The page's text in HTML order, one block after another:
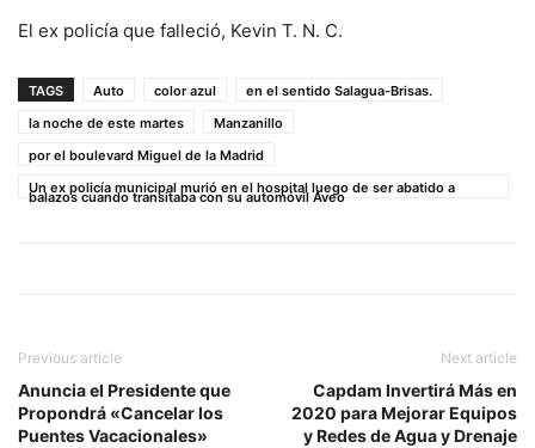
El ex policía que falleció, Kevin T. N. C.
TAGS Auto color azul
en el sentido Salagua-Brisas.
la noche de este martes
Manzanillo
por el boulevard Miguel de la Madrid
Un ex policía municipal murió en el hospital luego de ser abatido a
balazos cuando transitaba con su automóvil Aveo
Previous article
Anuncia el Presidente que
Propondrá «Cancelar los
Puentes Vacacionales»
Next article
Capdam Invertirá Más en
2020 para Mejorar Equipos
y Redes de Agua y Drenaje